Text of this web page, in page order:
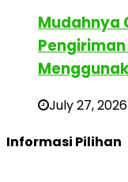
Mudahnya
July 27, 2026
Informasi Pilihan